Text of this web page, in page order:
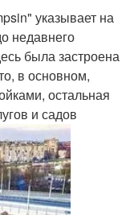
указывает на
недавнего
была застроена
в основном,
остальная
и садов